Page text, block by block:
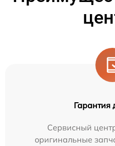
Гарантия
Сервисный
оригинальные